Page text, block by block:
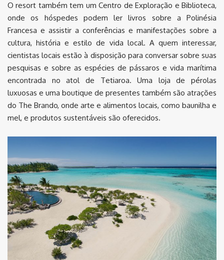
O resort também tem um Centro de Exploração e Biblioteca,
onde os hóspedes podem ler livros sobre a Polinésia
Francesa e assistir a conferências e manifestações sobre a
cultura, história e estilo de vida local. A quem interessar,
cientistas locais estão à disposição para conversar sobre suas
pesquisas e sobre as espécies de pássaros e vida marítima
encontrada no atol de Tetiaroa. Uma loja de pérolas
luxuosas e uma boutique de presentes também são atrações
do The Brando, onde arte e alimentos locais, como baunilha e
mel, e produtos sustentáveis são oferecidos.